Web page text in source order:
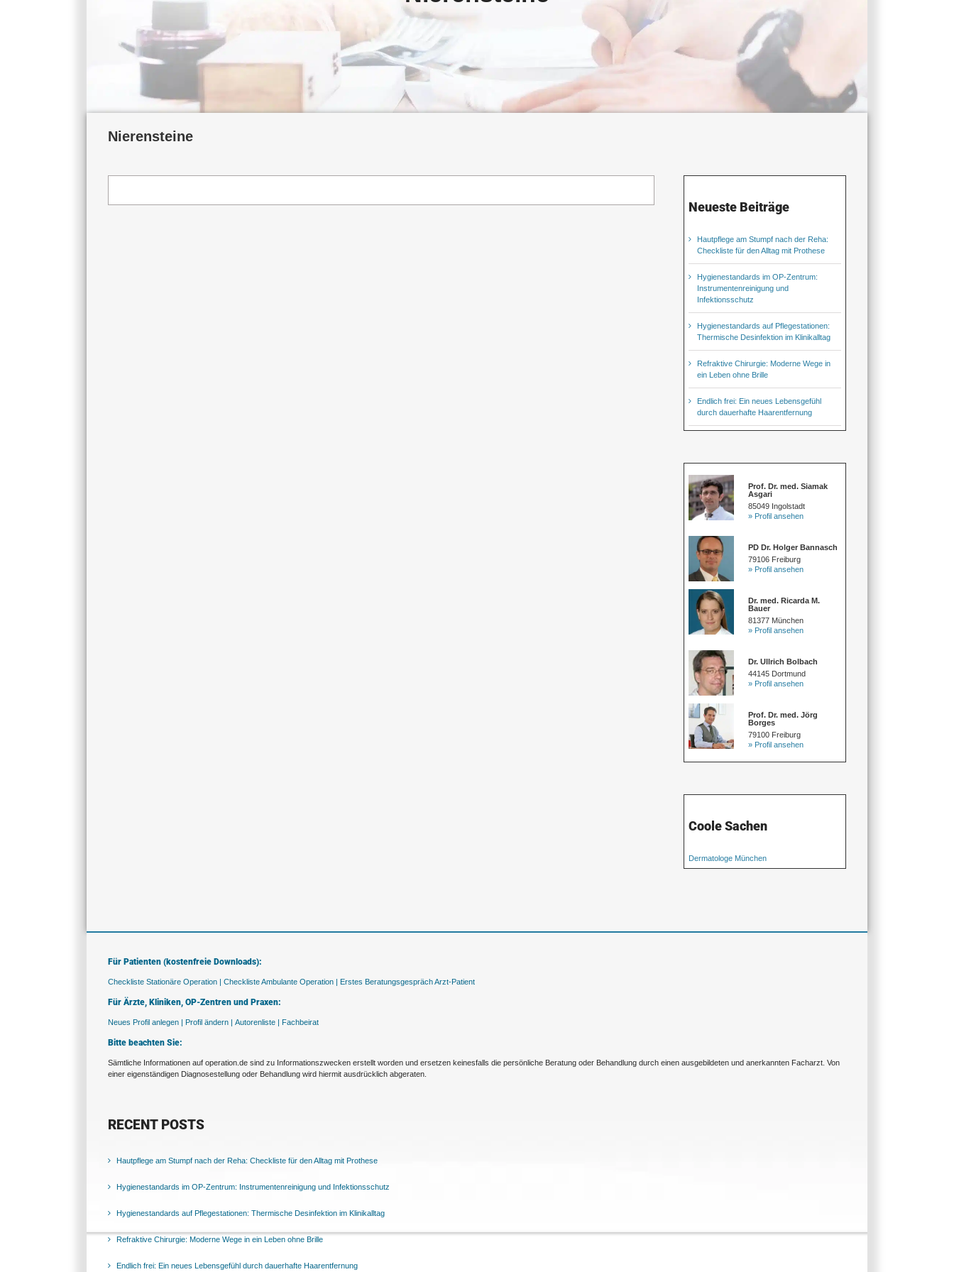
Nierensteine
Neueste Beiträge
Hautpflege am Stumpf nach der Reha:
Checkliste für den Alltag mit Prothese
Hygienestandards im OP-Zentrum:
Instrumentenreinigung und
Infektionsschutz
Hygienestandards auf Pflegestationen:
Thermische Desinfektion im Klinikalltag
Refraktive Chirurgie: Moderne Wege in
ein Leben ohne Brille
Endlich frei: Ein neues Lebensgefühl
durch dauerhafte Haarentfernung
Prof. Dr. med. Siamak
Asgari
85049 Ingolstadt
» Profil ansehen
PD Dr. Holger Bannasch
79106 Freiburg
» Profil ansehen
Dr. med. Ricarda M.
Bauer
81377 München
» Profil ansehen
Dr. Ullrich Bolbach
44145 Dortmund
» Profil ansehen
Prof. Dr. med. Jörg
Borges
79100 Freiburg
» Profil ansehen
Coole Sachen
Dermatologe München
Für Patienten (kostenfreie Downloads):
Checkliste Stationäre Operation | Checkliste Ambulante Operation | Erstes Beratungsgespräch Arzt-Patient
Für Ärzte, Kliniken, OP-Zentren und Praxen:
Neues Profil anlegen | Profil ändern | Autorenliste | Fachbeirat
Bitte beachten Sie:
Sämtliche Informationen auf operation.de sind zu Informationszwecken erstellt worden und ersetzen keinesfalls die persönliche Beratung oder Behandlung durch einen ausgebildeten und anerkannten Facharzt. Von
einer eigenständigen Diagnosestellung oder Behandlung wird hiermit ausdrücklich abgeraten.
RECENT POSTS
Hautpflege am Stumpf nach der Reha: Checkliste für den Alltag mit Prothese
Hygienestandards im OP-Zentrum: Instrumentenreinigung und Infektionsschutz
Hygienestandards auf Pflegestationen: Thermische Desinfektion im Klinikalltag
Refraktive Chirurgie: Moderne Wege in ein Leben ohne Brille
Endlich frei: Ein neues Lebensgefühl durch dauerhafte Haarentfernung